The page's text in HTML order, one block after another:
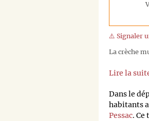
⚠️ Signaler
La crèche
Lire la
Dans le
habitants
Pessac.